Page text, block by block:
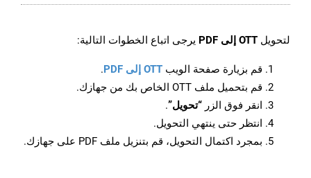
لتحويل OTT إلى PDF يرجى اتباع الخطوات التالية:
قم بزيارة صفحة الويب OTT إلى PDF
.
قم بتحميل ملف OTT الخاص بك من جهازك.
انقر فوق الزر “تحويل”.
انتظر حتى ينتهي التحويل.
بمجرد اكتمال التحويل، قم بتنزيل ملف PDF على جهازك.